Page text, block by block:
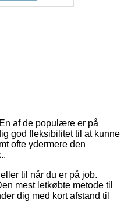
af de populære er på
god fleksibilitet til at kunne
ofte ydermere den
til når du er på job.
mest letkøbte metode til
dig med kort afstand til